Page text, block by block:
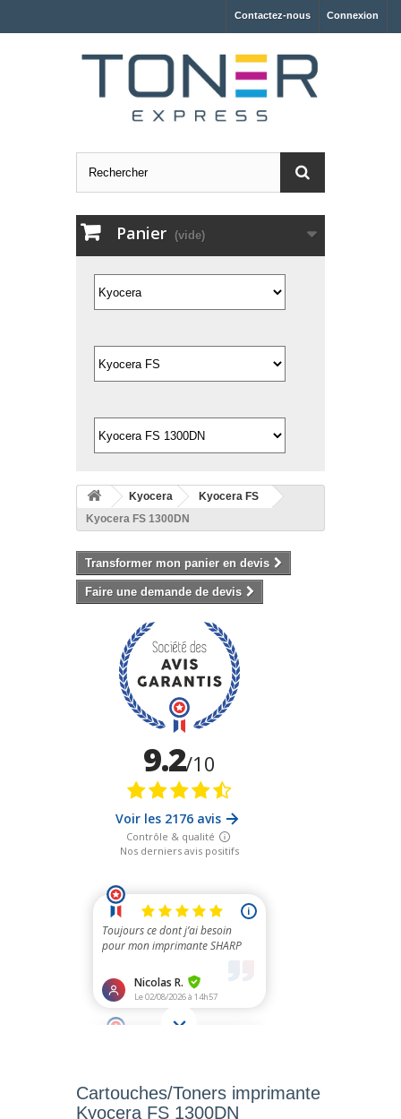
Connexion
Contactez-nous
Panier (vide)
Kyocera
Kyocera FS
Kyocera FS 1300DN
Transformer mon panier en devis
Faire une demande de devis
Cartouches/Toners imprimante
Kyocera FS 1300DN